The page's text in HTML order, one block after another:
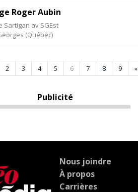
Roger Aubin
Sartigan av SGEst
(Québec)
2 3 4 5 6 7 8 9 »
Publicité
Nous joindre
À propos
Carrières